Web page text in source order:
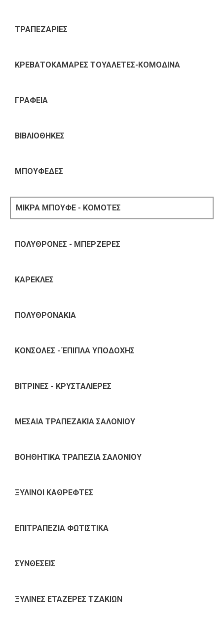
ΤΡΑΠΕΖΑΡΙΕΣ
ΚΡΕΒΑΤΟΚΑΜΑΡΕΣ ΤΟΥΑΛΕΤΕΣ-ΚΟΜΟΔΙΝΑ
ΓΡΑΦΕΙΑ
ΒΙΒΛΙΟΘΗΚΕΣ
ΜΠΟΥΦΕΔΕΣ
ΜΙΚΡΑ ΜΠΟΥΦΕ - ΚΟΜΟΤΕΣ
ΠΟΛΥΘΡΟΝΕΣ - ΜΠΕΡΖΕΡΕΣ
ΚΑΡΕΚΛΕΣ
ΠΟΛΥΘΡΟΝΑΚΙΑ
ΚΟΝΣΟΛΕΣ - ΈΠΙΠΛΑ ΥΠΟΔΟΧΗΣ
ΒΙΤΡΙΝΕΣ - ΚΡΥΣΤΑΛΙΕΡΕΣ
ΜΕΣΑΙΑ ΤΡΑΠΕΖΑΚΙΑ ΣΑΛΟΝΙΟΥ
ΒΟΗΘΗΤΙΚΑ ΤΡΑΠΕΖΙΑ ΣΑΛΟΝΙΟΥ
ΞΥΛΙΝΟΙ ΚΑΘΡΕΦΤΕΣ
ΕΠΙΤΡΑΠΕΖΙΑ ΦΩΤΙΣΤΙΚΑ
ΣΥΝΘΕΣΕΙΣ
ΞΥΛΙΝΕΣ ΕΤΑΖΕΡΕΣ ΤΖΑΚΙΩΝ